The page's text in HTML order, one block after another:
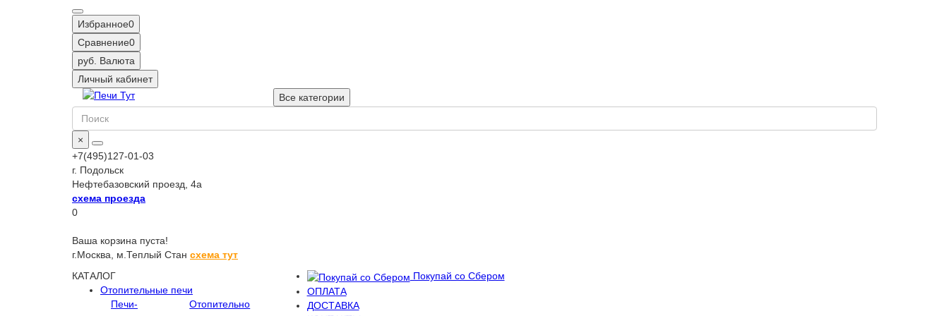
Избранное0
Сравнение0
руб. Валюта
Личный кабинет
Все категории
×
+7(495)127-01-03
г. Подольск
Нефтебазовский проезд, 4а
схема проезда
0
Ваша корзина пуста!
г.Москва, м.Теплый Стан схема тут
КАТАЛОГ
Отопительные печи
Печи-
Отопительно
Покупай со Сбером
ОПЛАТА
ДОСТАВКА